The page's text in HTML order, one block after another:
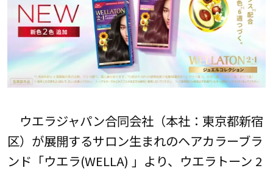
ウエラジャパン合同会社（本社：東京都新宿
区）が展開するサロン生まれのヘアカラーブラ
ンド「ウエラ(WELLA) 」より、ウエラトーン 2